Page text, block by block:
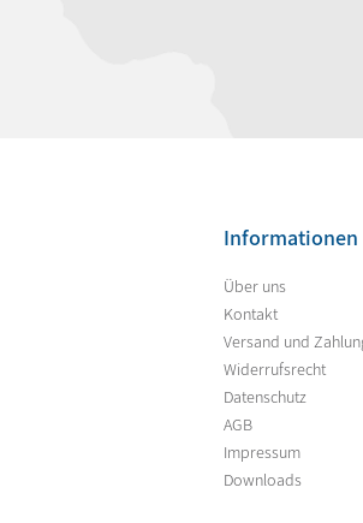
Informationen
Über uns
Kontakt
Versand und
Widerrufsrecht
Datenschutz
AGB
Impressum
Downloads